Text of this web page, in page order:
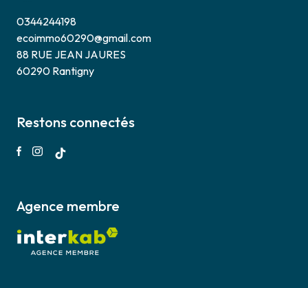
0344244198
ecoimmo60290@gmail.com
88 RUE JEAN JAURES
60290 Rantigny
Restons connectés
Agence membre